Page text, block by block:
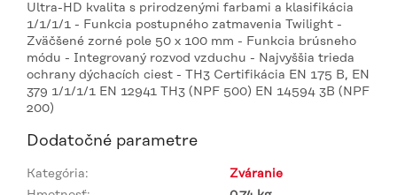
Ultra-HD kvalita s prirodzenými farbami a klasifikácia
1/1/1/1 - Funkcia postupného zatmavenia Twilight -
Zväčšené zorné pole 50 x 100 mm - Funkcia brúsneho
módu - Integrovaný rozvod vzduchu - Najvyššia trieda
ochrany dýchacích ciest - TH3 Certifikácia EN 175 B, EN
379 1/1/1/1 EN 12941 TH3 (NPF 500) EN 14594 3B (NPF
200)
Dodatočné parametre
Kategória:
Zváranie